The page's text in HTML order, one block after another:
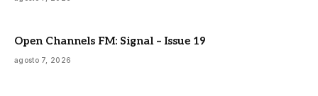
Open Channels FM: Signal – Issue 19
agosto 7, 2026